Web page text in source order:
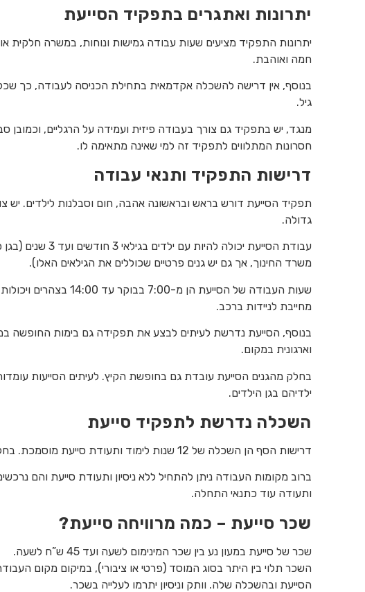
יתרונות ואתגרים בתפקיד הסייעת
יתרונות התפקיד מציעים שעות עבודה גמישות ונוחות, במשרה חלקית או
חמה ואוהבת.
בנוסף, אין דרישה להשכלה אקדמאית בתחילת הכניסה לעבודה, כך שכל
גיל.
מנגד, יש בתפקיד גם צורך בעבודה פיזית ועמידה על הרגליים, וכמובן
חסרונות המתלווים לתפקיד זה למי שאינה מתאימה לו.
דרישות התפקיד ותנאי עבודה
תפקיד הסייעת דורש בראש ובראשונה אהבה, חום וסבלנות לילדים. יש
גדולה.
משרד החינוך, אך גם יש גנים פרטיים שכוללים את הגילאים האלו).
מחייבת לניידות ברכב.
בנוסף, הסייעת נדרשת לעיתים לבצע את תפקידה גם בימות החופשה
וארגונית במקום.
בחלק מהגנים הסייעת עובדת גם בחופשת הקיץ. לעיתים הסייעות
ילדיהם בגן הילדים.
השכלה נדרשת לתפקיד סייעת
דרישות הסף הן השכלה של 12 שנות לימוד ותעודת סייעת מוסמכת. בחלק מהמקומות תידרש גם תעודת בגרות מלאה.
ברוב מקומות העבודה ניתן להתחיל ללא ניסיון ותעודת סייעת והם
ותעודה עוד כתנאי התחלה.
שכר סייעת – כמה מרוויחה סייעת?
שכר של סייעת במעון נע בין שכר המינימום לשעה ועד 45 ש”ח לשעה.
השכר תלוי בין היתר בסוג המוסד (פרטי או ציבורי), במיקום מקום
הסייעת ובהשכלה שלה. וותק וניסיון יתרמו לעלייה בשכר.